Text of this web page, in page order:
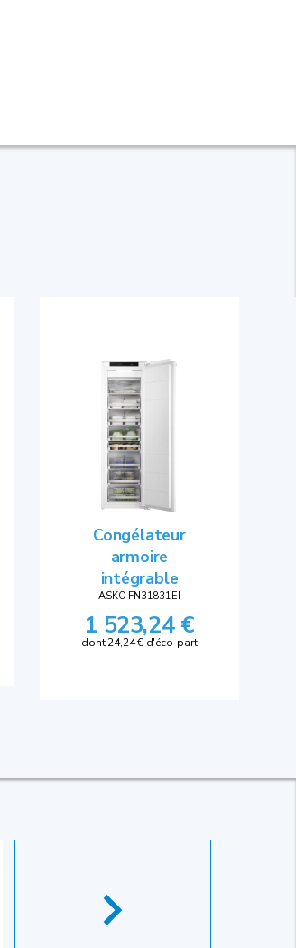
Congélateur
armoire
intégrable
ASKO FN31831EI
1 523,24 €
dont 24,24 € d'éco-part